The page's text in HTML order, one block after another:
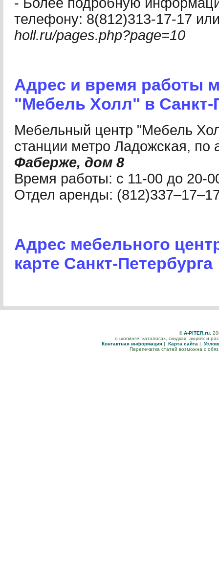
телефону: 8(812)313-17-17
holl.ru/pages.php?page=10
Адрес и время работы
"Мебель Холл" в Санкт-
Мебельный центр "Мебель
станции метро Ладожская, по
Фаберже, дом 8
Время работы: с 11-00 до 20-
Отдел аренды:
Адрес мебельного
карте Санкт-Петербурга
©A-PITER.ru,
о шопинге, каталогах, скидках, акциях и
Контактная информация | Карта сайта |
Перепечатка статей возможна с